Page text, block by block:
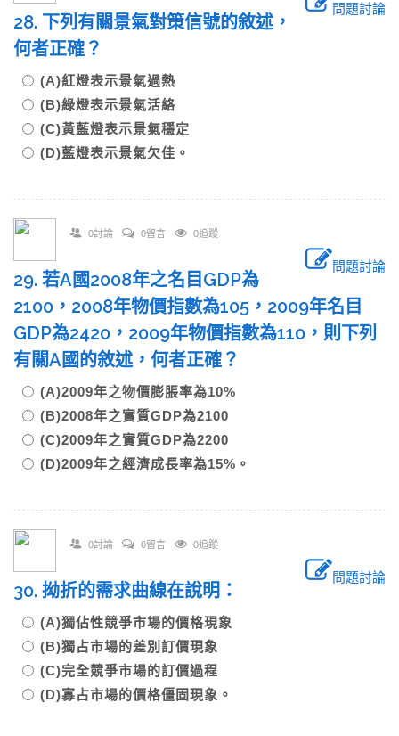
問題討論
28. 下列有關景氣對策信號的敘述，
何者正確？
(A)紅燈表示景氣過熱
(B)綠燈表示景氣活絡
(C)黃藍燈表示景氣穩定
(D)藍燈表示景氣欠佳。
0討論 0留言 0追蹤
問題討論
29. 若A國2008年之名目GDP為
2100，2008年物價指數為105，2009年名目
GDP為2420，2009年物價指數為110，則下列
有關A國的敘述，何者正確？
(A)2009年之物價膨脹率為10%
(B)2008年之實質GDP為2100
(C)2009年之實質GDP為2200
(D)2009年之經濟成長率為15%。
0討論 0留言 0追蹤
問題討論
30. 拗折的需求曲線在說明：
(A)獨佔性競爭市場的價格現象
(B)獨占市場的差別訂價現象
(C)完全競爭市場的訂價過程
(D)寡占市場的價格僵固現象。